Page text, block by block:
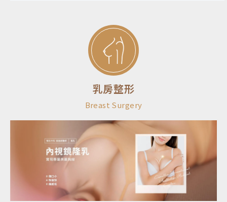
乳房整形
Breast Surgery